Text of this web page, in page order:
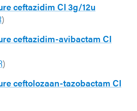
ceftazidim CI 3g/12u
)
ceftazidim-avibactam CI
)
ceftolozaan-tazobactam CI